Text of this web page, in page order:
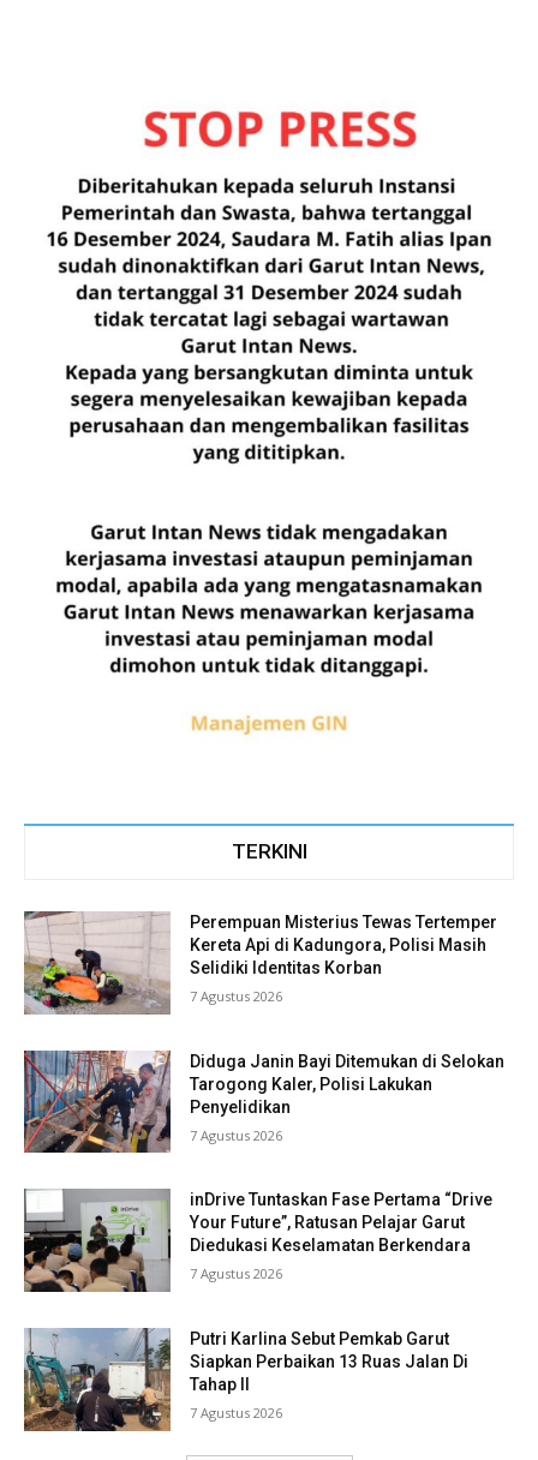
TERKINI
Perempuan Misterius Tewas Tertemper
Kereta Api di Kadungora, Polisi Masih
Selidiki Identitas Korban
7 Agustus 2026
Diduga Janin Bayi Ditemukan di Selokan
Tarogong Kaler, Polisi Lakukan
Penyelidikan
7 Agustus 2026
inDrive Tuntaskan Fase Pertama “Drive
Your Future”, Ratusan Pelajar Garut
Diedukasi Keselamatan Berkendara
7 Agustus 2026
Putri Karlina Sebut Pemkab Garut
Siapkan Perbaikan 13 Ruas Jalan Di
Tahap II
7 Agustus 2026